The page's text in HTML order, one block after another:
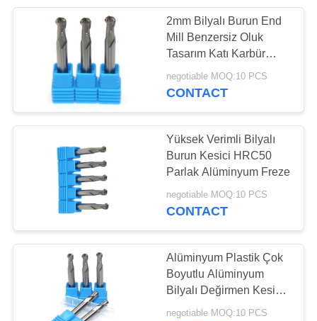
köşe yuvarlama
sonunda değirmen
10
Tek Oluklu Freze
2mm Bilyalı Burun End
Mill Benzersiz Oluk
Tasarım Katı Karbür
Malzeme Yapımı
negotiable MOQ:10 PCS
CONTACT
Yüksek Verimli Bilyalı
Burun Kesici HRC50
Parlak Alüminyum Freze
negotiable MOQ:10 PCS
CONTACT
Alüminyum Plastik Çok
Boyutlu Alüminyum
Bilyalı Değirmen Kesici
İsteğe Bağlı Olabilir
negotiable MOQ:10 PCS